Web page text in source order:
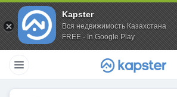
Kapster
Вся недвижимость Казахстана
FREE - In Google Play